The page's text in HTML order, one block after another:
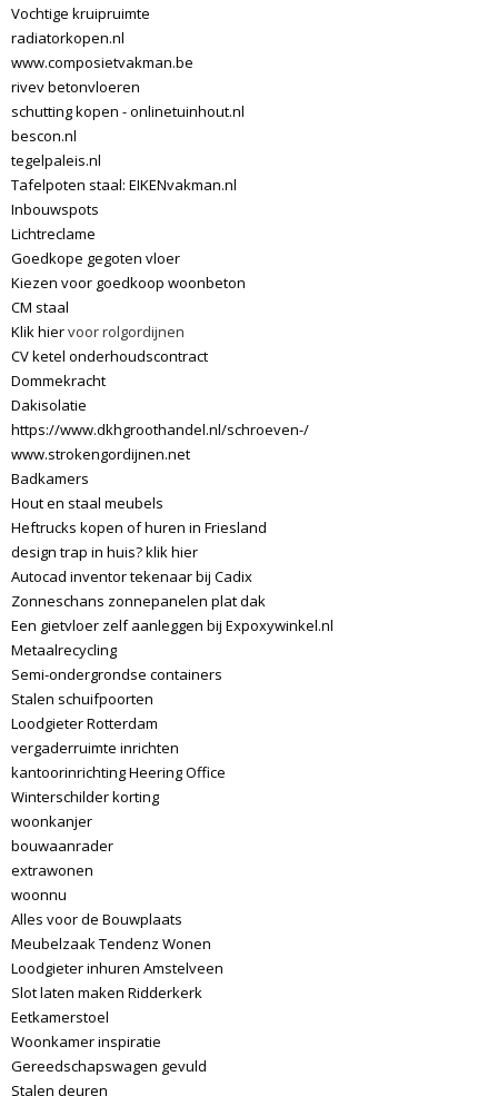
Vochtige kruipruimte
radiatorkopen.nl
www.composietvakman.be
rivev betonvloeren
schutting kopen - onlinetuinhout.nl
bescon.nl
tegelpaleis.nl
Tafelpoten staal: EIKENvakman.nl
Inbouwspots
Lichtreclame
Goedkope gegoten vloer
Kiezen voor goedkoop woonbeton
CM staal
Klik hiervoor rolgordijnen
CV ketel onderhoudscontract
Dommekracht
Dakisolatie
https://www.dkhgroothandel.nl/schroeven-/
www.strokengordijnen.net
Badkamers
Hout en staal meubels
Heftrucks kopen of huren in Friesland
design trap in huis? klik hier
Autocad inventor tekenaar bij Cadix
Zonneschans zonnepanelen plat dak
Een gietvloer zelf aanleggen bij Expoxywinkel.nl
Metaalrecycling
Semi-ondergrondse containers
Stalen schuifpoorten
Loodgieter Rotterdam
vergaderruimte inrichten
kantoorinrichting Heering Office
Winterschilder korting
woonkanjer
bouwaanrader
extrawonen
woonnu
Alles voor de Bouwplaats
Meubelzaak Tendenz Wonen
Loodgieter inhuren Amstelveen
Slot laten maken Ridderkerk
Eetkamerstoel
Woonkamer inspiratie
Gereedschapswagen gevuld
Stalen deuren